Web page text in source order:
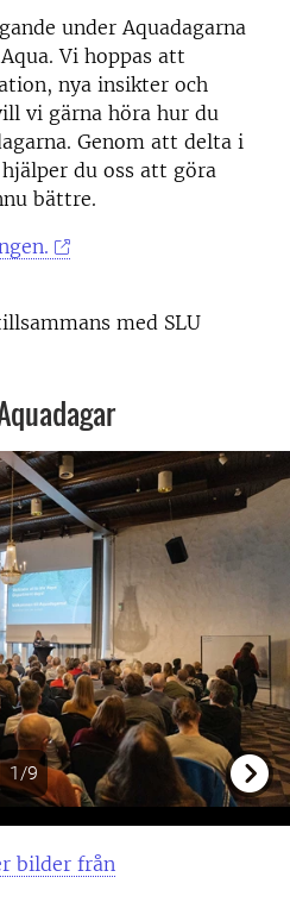
under Aquadagarna
Vi hoppas att
nya insikter och
vi gärna höra hur du
. Genom att delta i
du oss att göra
bättre.
med SLU
1/9
bilder från